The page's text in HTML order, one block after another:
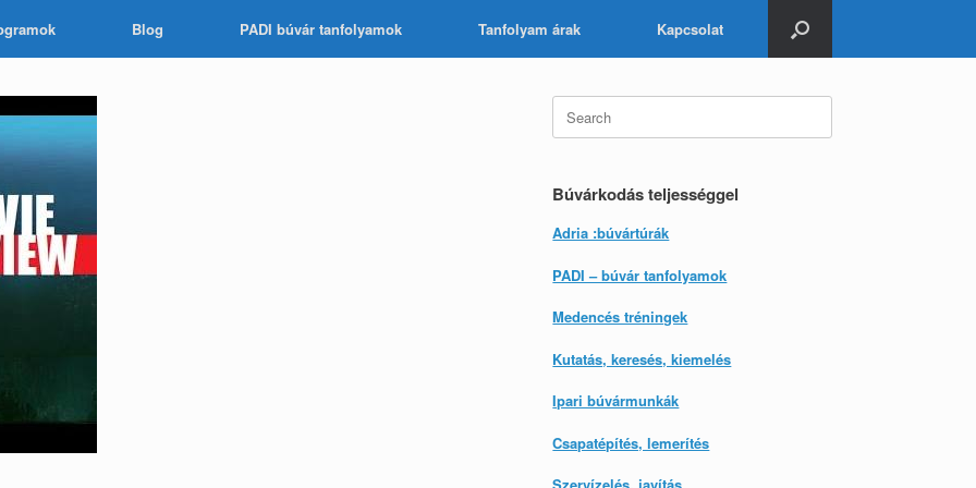
Blog PADI búvár tanfolyamok Tanfolyam árak Kapcsolat
Search
for:
Búvárkodás teljességgel
Adria :búvártúrák
PADI – búvár tanfolyamok
Medencés tréningek
Kutatás, keresés, kiemelés
Ipari búvármunkák
Csapatépítés, lemerítés